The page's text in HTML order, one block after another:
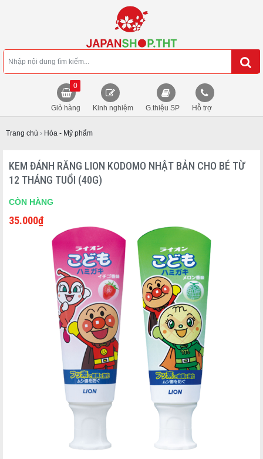
Giỏ hàng
0
Kinh nghiệm G.thiệu SP Hỗ trợ
Trang chủ › Hóa - Mỹ phẩm
KEM ĐÁNH RĂNG LION KODOMO NHẬT BẢN CHO BÉ TỪ
12 THÁNG TUỔI (40G)
CÒN HÀNG
35.000₫